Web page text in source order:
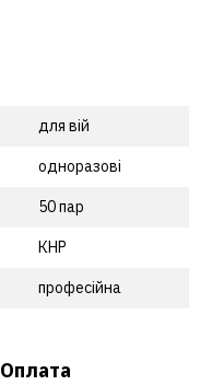
для вій
одноразові
50 пар
КНР
професійна
Оплата